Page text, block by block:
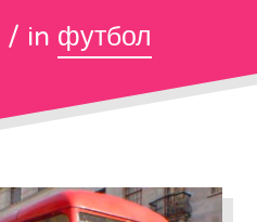
/ in футбол